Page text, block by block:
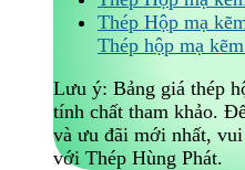
Thép Hộp mạ
Thép hộp mạ
Lưu ý: Bảng giá thép
tính chất tham khảo.
và ưu đãi mới nhất,
với Thép Hùng Phát.